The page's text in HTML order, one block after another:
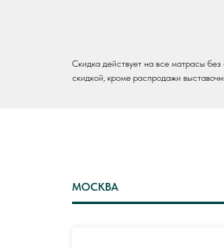
Скидка действует на все матрасы
скидкой, кроме распродажи
МОСКВА